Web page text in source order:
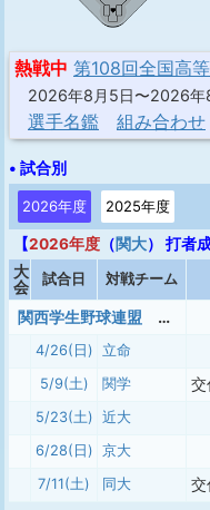
熱戦中 第108回全国高
2026年8月5日〜2026年
選手名鑑 組み合わせ
• 試合別
2026年度 2025年度
【2026年度 （関大） 打者
大
会
試合日 対戦チーム
関西学生野球連盟 前期チャレンジリーグ
4/26(日) 立命
5/9(土) 関学 交
5/23(土) 近大
6/28(日) 京大
7/11(土) 同大 交